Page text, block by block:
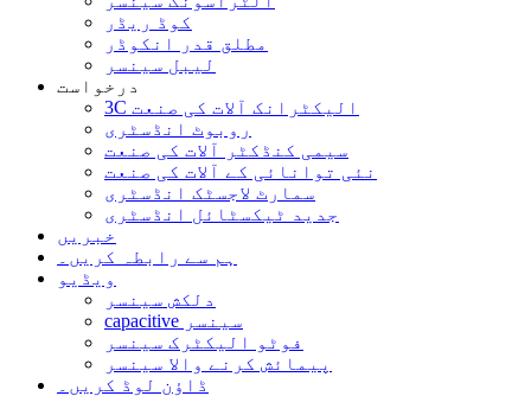
کوڈ ریڈر
مطلق قدر انکوڈر
لیبل سینسر
درخواست
3C الیکٹرانک آلات کی صنعت
روبوٹ انڈسٹری
سیمی کنڈکٹر آلات کی صنعت
نئی توانائی کے آلات کی صنعت
سمارٹ لاجسٹک انڈسٹری
جدید ٹیکسٹائل انڈسٹری
خبریں
ہم سے رابطہ کریں۔
ویڈیو
دلکش سینسر
capacitive سینسر
فوٹو الیکٹرک سینسر
پیمائش کرنے والا سینسر
ڈاؤن لوڈ کریں۔